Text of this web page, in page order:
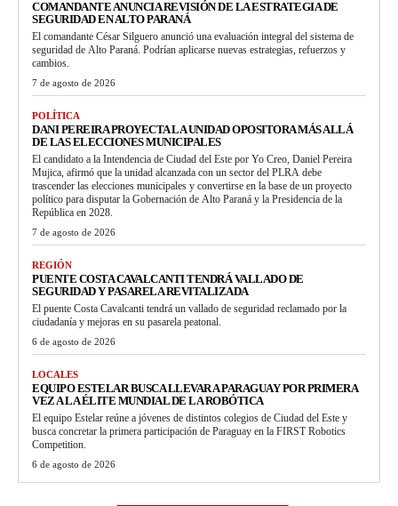
COMANDANTE ANUNCIA REVISIÓN DE LA ESTRATEGIA DE
SEGURIDAD EN ALTO PARANÁ
El comandante César Silguero anunció una evaluación integral del sistema de
seguridad de Alto Paraná. Podrían aplicarse nuevas estrategias, refuerzos y
cambios.
7 de agosto de 2026
POLÍTICA
DANI PEREIRA PROYECTA LA UNIDAD OPOSITORA MÁS ALLÁ
DE LAS ELECCIONES MUNICIPALES
El candidato a la Intendencia de Ciudad del Este por Yo Creo, Daniel Pereira
Mujica, afirmó que la unidad alcanzada con un sector del PLRA debe
trascender las elecciones municipales y convertirse en la base de un proyecto
político para disputar la Gobernación de Alto Paraná y la Presidencia de la
República en 2028.
7 de agosto de 2026
REGIÓN
PUENTE COSTA CAVALCANTI TENDRÁ VALLADO DE
SEGURIDAD Y PASARELA REVITALIZADA
El puente Costa Cavalcanti tendrá un vallado de seguridad reclamado por la
ciudadanía y mejoras en su pasarela peatonal.
6 de agosto de 2026
LOCALES
EQUIPO ESTELAR BUSCA LLEVAR A PARAGUAY POR PRIMERA
VEZ A LA ÉLITE MUNDIAL DE LA ROBÓTICA
El equipo Estelar reúne a jóvenes de distintos colegios de Ciudad del Este y
busca concretar la primera participación de Paraguay en la FIRST Robotics
Competition.
6 de agosto de 2026